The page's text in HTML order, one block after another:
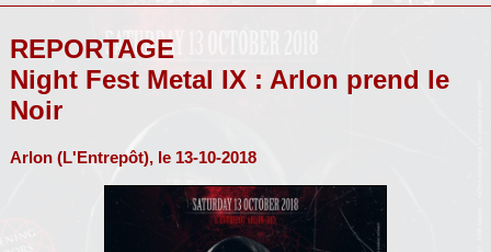
REPORTAGE
Night Fest Metal IX : Arlon prend le
Noir
Arlon (L'Entrepôt), le 13-10-2018